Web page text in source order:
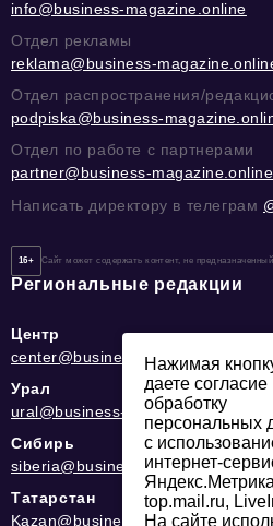
info@business-magazine.online
Отдел рекламы
reklama@business-
Отдел распространения/
podpiska@business-
Отдел по работе с партнерами
partner@business-magazine.online
Написать директору в телеграм
16+ Сайт может содержать контент, не
Региональные редакции
Центр
center@business-magazine.online
Урал
ural@business-magazine.online
Сибирь
siberia@business-magazine.online
Татарстан
Kazan@business-magazine.online
Нажимая
даете согласие
обработку
персональных
с
интернет-
top.mail.ru,
На сайте